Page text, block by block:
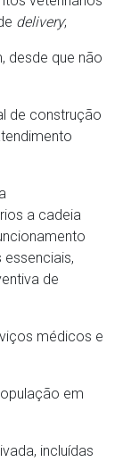
delivery;
desde que não
de construção
a cadeia
de
médicos e
em
incluídas